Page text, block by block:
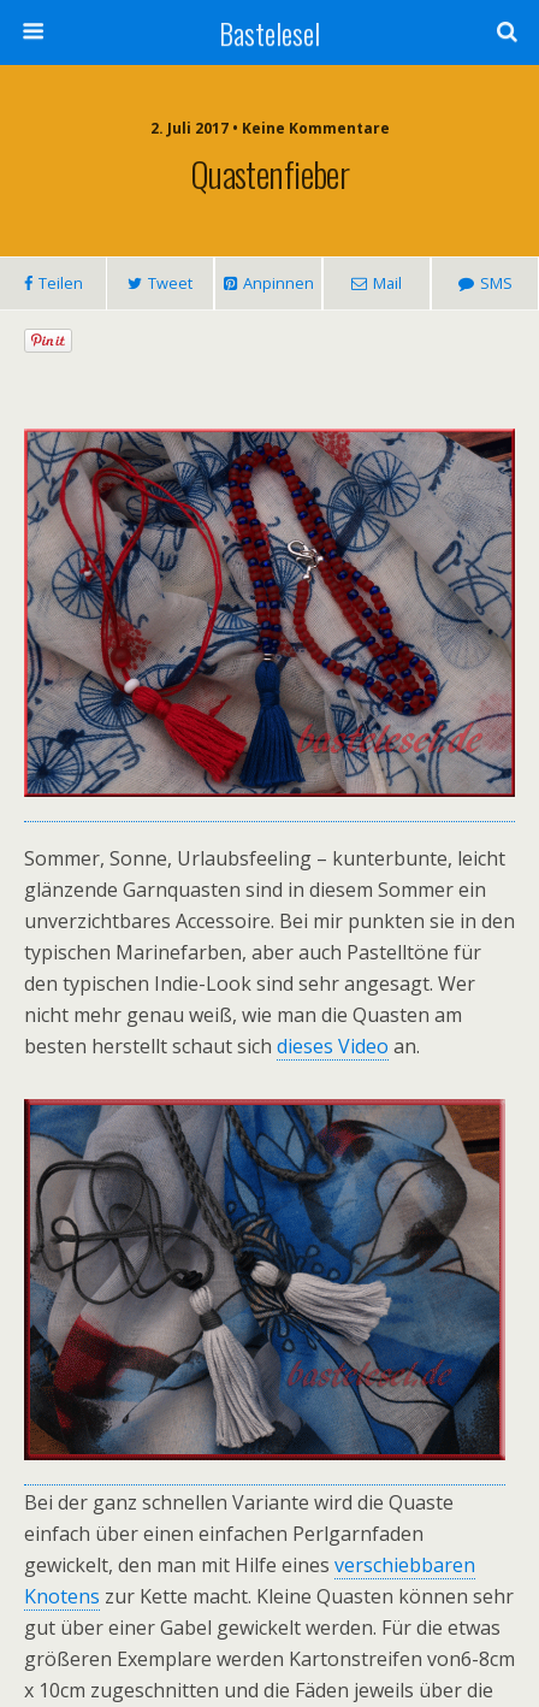
Bastelesel
2. Juli 2017 • Keine Kommentare
Quastenfieber
Teilen Tweet Anpinnen Mail SMS
Sommer, Sonne, Urlaubsfeeling – kunterbunte, leicht
glänzende Garnquasten sind in diesem Sommer ein
unverzichtbares Accessoire. Bei mir punkten sie in den
typischen Marinefarben, aber auch Pastelltöne für
den typischen Indie-Look sind sehr angesagt. Wer
nicht mehr genau weiß, wie man die Quasten am
besten herstellt schaut sich dieses Video an.
Bei der ganz schnellen Variante wird die Quaste
einfach über einen einfachen Perlgarnfaden
gewickelt, den man mit Hilfe eines verschiebbaren
Knotens zur Kette macht. Kleine Quasten können sehr
gut über einer Gabel gewickelt werden. Für die etwas
größeren Exemplare werden Kartonstreifen von6-8cm
x 10cm zugeschnitten und die Fäden jeweils über die